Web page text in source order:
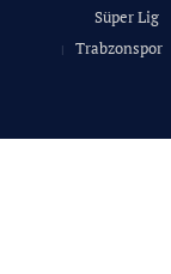
Süper Lig
Trabzonspor